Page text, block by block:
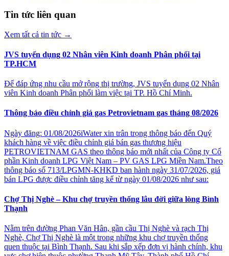
Tin tức liên quan
Xem tất cả tin tức →
JVS tuyển dụng 02 Nhân viên Kinh doanh Phân phối tại
TP.HCM
Để đáp ứng nhu cầu mở rộng thị trường, JVS tuyển dụng 02 Nhân
viên Kinh doanh Phân phối làm việc tại TP. Hồ Chí Minh.
Thông báo điều chỉnh giá gas Petrovietnam gas tháng 08/2026
Ngày đăng: 01/08/2026iWater xin trân trọng thông báo đến Quý
khách hàng về việc điều chỉnh giá bán gas thương hiệu
PETROVIETNAM GAS theo thông báo mới nhất của Công ty Cổ
phần Kinh doanh LPG Việt Nam – PV GAS LPG Miền Nam.Theo
thông báo số 713/LPGMN-KHKD ban hành ngày 31/07/2026, giá
bán LPG được điều chỉnh tăng kể từ ngày 01/08/2026 như sau:
Chợ Thị Nghè – Khu chợ truyền thống lâu đời giữa lòng Bình
Thạnh
Nằm trên đường Phan Văn Hân, gần cầu Thị Nghè và rạch Thị
Nghè, Chợ Thị Nghè là một trong những khu chợ truyền thống
quen thuộc tại Bình Thạnh. Sau khi sắp xếp đơn vị hành chính, khu